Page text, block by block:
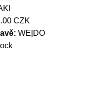
CZK
WE|DO